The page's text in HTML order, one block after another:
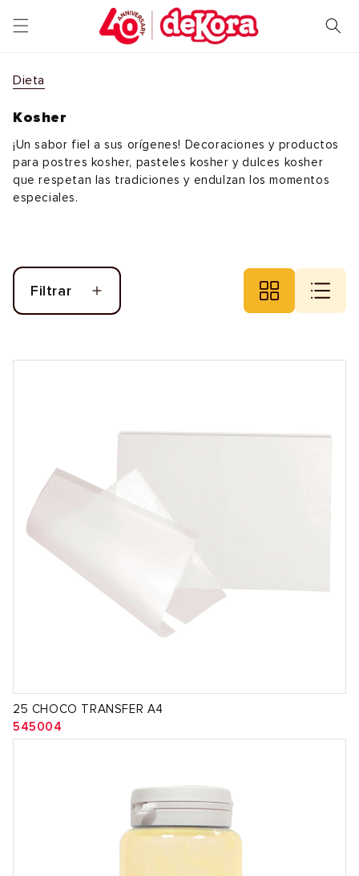
directamente
al contenido
Dieta
Kosher
¡Un sabor fiel a sus orígenes! Decoraciones y productos
para postres kosher, pasteles kosher y dulces kosher
que respetan las tradiciones y endulzan los momentos
especiales.
Filtrar
25 CHOCO TRANSFER A4
545004